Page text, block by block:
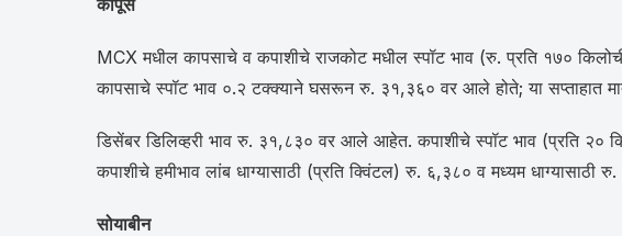
MCX मधील कापसाचे व कपाशीचे राजकोट मधील स्पॉट भाव (रु. प्रति १७०
कापसाचे स्पॉट भाव ०.२ टक्क्याने घसरून रु. ३१,३६० वर आले होते; या सप्ताहात
डिसेंबर डिलिव्हरी भाव रु. ३१,८३० वर आले आहेत. कपाशीचे स्पॉट भाव (प्रति
कपाशीचे हमीभाव लांब धाग्यासाठी (प्रति क्विंटल) रु. ६,३८० व मध्यम धाग्यासाठी
सोयाबीन